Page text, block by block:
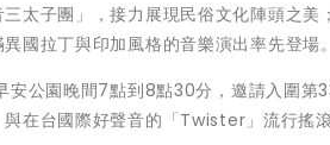
太子團」，接力展現民俗文化陣頭之
國拉丁與印加風格的音樂演出率先登場。
安公園晚間7點到8點30分，邀請入圍第
在台國際好聲音的「Twister」流行搖滾